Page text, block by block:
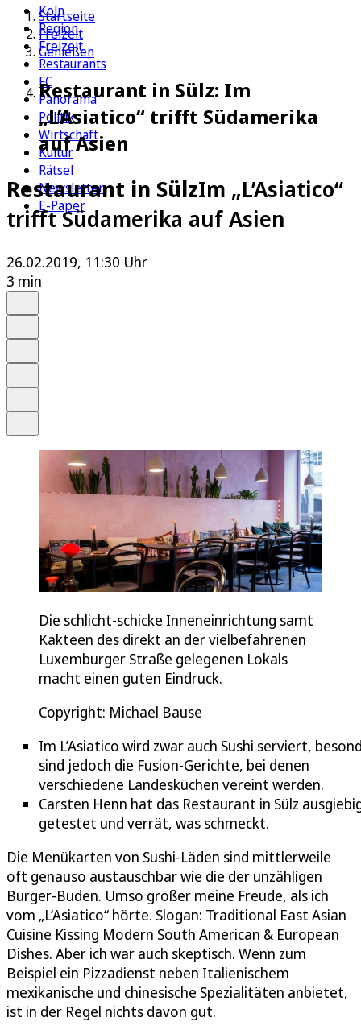
Köln
Region
Freizeit
Restaurants
FC
Panorama
Politik
Wirtschaft
Kultur
Rätsel
Newsletter
E-Paper
Startseite
Freizeit
Genießen
Restaurant in Sülz: Im
„L’Asiatico“ trifft Südamerika
auf Asien
Restaurant in SülzIm „L’Asiatico“
trifft Südamerika auf Asien
26.02.2019, 11:30 Uhr
3 min
Die schlicht-schicke Inneneinrichtung samt
Kakteen des direkt an der vielbefahrenen
Luxemburger Straße gelegenen Lokals
macht einen guten Eindruck.
Copyright: Michael Bause
Im L’Asiatico wird zwar auch Sushi serviert,
sind jedoch die Fusion-Gerichte, bei denen
verschiedene Landesküchen vereint werden.
Carsten Henn hat das Restaurant in Sülz
getestet und verrät, was schmeckt.
Die Menükarten von Sushi-Läden sind mittlerweile
oft genauso austauschbar wie die der unzähligen
Burger-Buden. Umso größer meine Freude, als ich
vom „L’Asiatico“ hörte. Slogan: Traditional East Asian
Cuisine Kissing Modern South American & European
Dishes. Aber ich war auch skeptisch. Wenn zum
Beispiel ein Pizzadienst neben Italienischem
mexikanische und chinesische Spezialitäten anbietet,
ist in der Regel nichts davon gut.